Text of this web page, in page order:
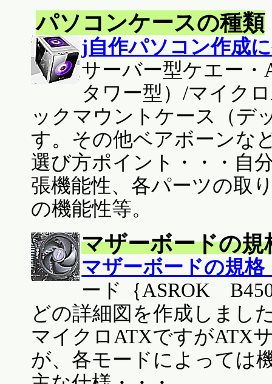
パソコンケースの種類
j自作パソコン作成
サーバー型ケエー
タワー型）/マイク
ックマウントケース（デ
す。その他ベアボーンな
選び方ポイント・・・自
張機能性、各パーツの取
の機能性等。
マザーボードの
マザーボードの規格
ード｛ASROK
どの詳細図を作成しまし
マイクロATXですがATX
が、各モードによっては